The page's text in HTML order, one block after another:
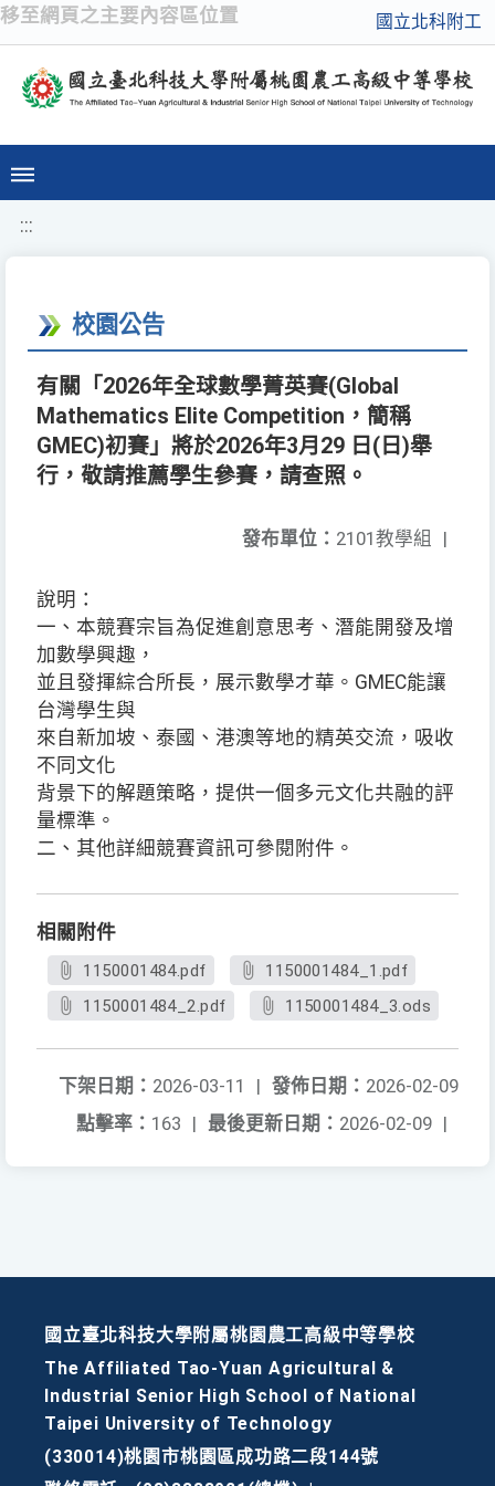
移至網頁之主要內容區位置 國立北科附工
:::
校園公告
有關「2026年全球數學菁英賽(Global
Mathematics Elite Competition，簡稱
GMEC)初賽」將於2026年3月29 日(日)舉
行，敬請推薦學生參賽，請查照。
發布單位： 2101教學組 |
說明：
一、本競賽宗旨為促進創意思考、潛能開發及增
加數學興趣，
並且發揮綜合所長，展示數學才華。GMEC能讓
台灣學生與
來自新加坡、泰國、港澳等地的精英交流，吸收
不同文化
背景下的解題策略，提供一個多元文化共融的評
量標準。
二、其他詳細競賽資訊可參閱附件。
相關附件
1150001484.pdf
1150001484_1.pdf
1150001484_2.pdf
1150001484_3.ods
發佈日期： 2026-02-09
下架日期： 2026-03-11
|
最後更新日期： 2026-02-09 |
點擊率： 163 |
國立臺北科技大學附屬桃園農工高級中等學校
The Affiliated Tao-Yuan Agricultural &
Industrial Senior High School of National
Taipei University of Technology
(330014)桃園市桃園區成功路二段144號